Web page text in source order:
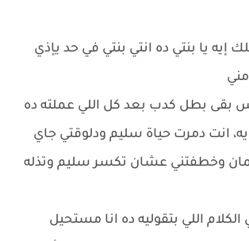
إيه يا بنتي ده انتي بنتي في حد يإذي
مني
بطل كدب بعد كل اللي عملته ده
انت دمرت حياة سليم ودلوقتي جاي
كمان وخطفتني عشان تكسر سليم وتذله
الكلام اللي بتقوليه ده انا مستحيل